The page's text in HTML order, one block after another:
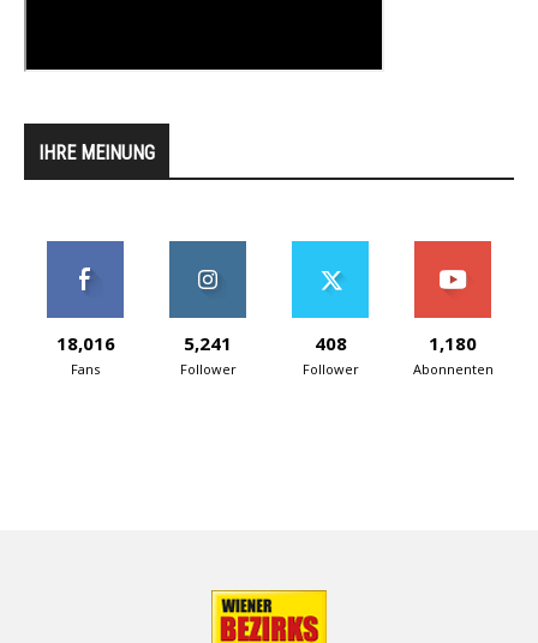
IHRE MEINUNG
18,016
Fans
5,241
Follower
408
Follower
1,180
Abonnenten